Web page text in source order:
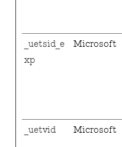
_uetsid_e
xp
Microsoft
_uetvid Microsoft